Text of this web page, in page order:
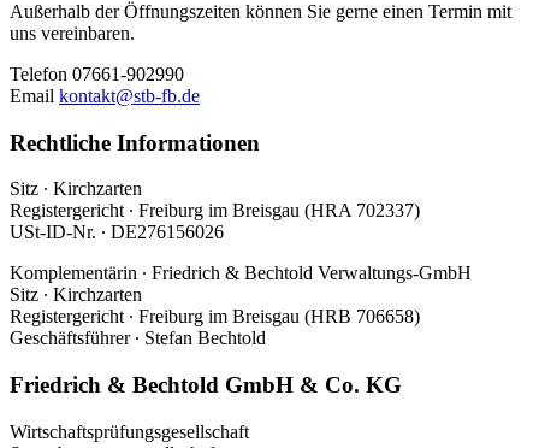
Außerhalb der Öffnungszeiten können Sie gerne einen Termin mit
uns vereinbaren.
Telefon 07661-902990
Email kontakt@stb-fb.de
Rechtliche Informationen
Sitz ∙ Kirchzarten
Registergericht ∙ Freiburg im Breisgau (HRA 702337)
USt-ID-Nr. ∙ DE276156026
Komplementärin ∙ Friedrich & Bechtold Verwaltungs-GmbH
Sitz ∙ Kirchzarten
Registergericht ∙ Freiburg im Breisgau (HRB 706658)
Geschäftsführer ∙ Stefan Bechtold
Friedrich & Bechtold GmbH & Co. KG
Wirtschaftsprüfungsgesellschaft